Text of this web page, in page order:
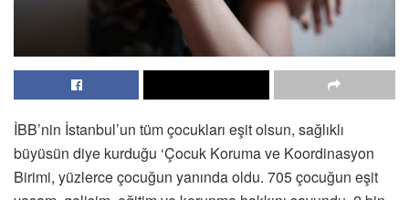
İBB’nin İstanbul’un tüm çocukları eşit olsun, sağlıklı
büyüsün diye kurduğu ‘Çocuk Koruma ve Koordinasyon
Birimi, yüzlerce çocuğun yanında oldu. 705 çocuğun eşit